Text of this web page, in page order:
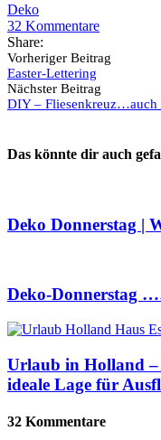
Deko
32 Kommentare
Share:
Vorheriger Beitrag
Easter-Lettering
Nächster Beitrag
DIY – Fliesenkreuz…auch
Das könnte dir auch
Deko Donnerstag |
Deko-Donnerstag
Urlaub in Holland –
ideale Lage für
32 Kommentare